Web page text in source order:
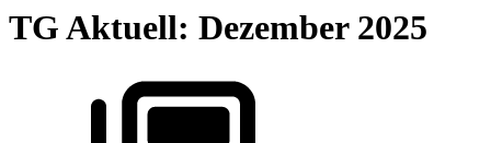
TG Aktuell: Dezember 2025